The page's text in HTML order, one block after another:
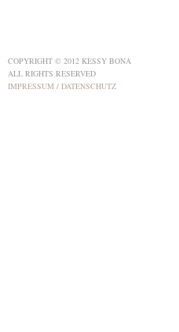
COPYRIGHT © 2012 KESSY BONA
ALL RIGHTS RESERVED
IMPRESSUM / DATENSCHUTZ